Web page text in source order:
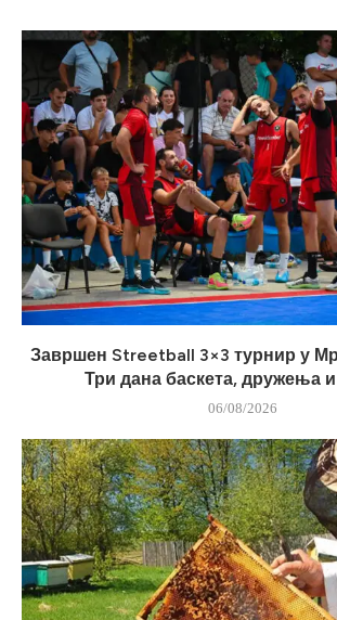
Завршен Streetball 3×3 турнир у
Три дана баскета, дружења и
06/08/2026